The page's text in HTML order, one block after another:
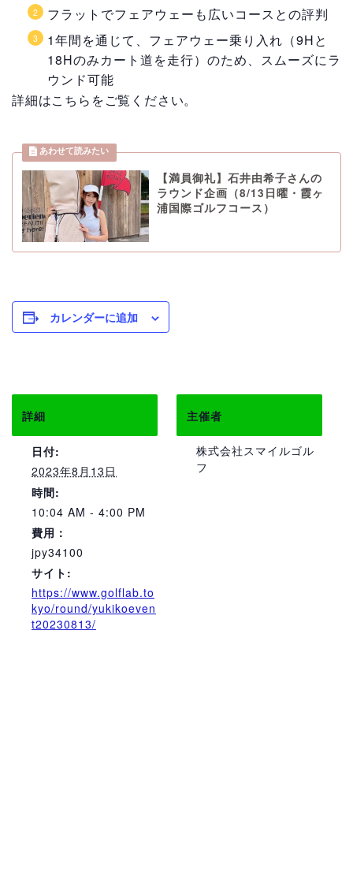
フラットでフェアウェーも広いコースとの評判
1年間を通じて、フェアウェー乗り入れ（9Hと
18Hのみカート道を走行）のため、スムーズにラ
ウンド可能
詳細はこちらをご覧ください。
【満員御礼】石井由希子さんの
ラウンド企画（8/13日曜・霞ヶ
浦国際ゴルフコース）
カレンダーに追加
詳細
日付:
2023年8月13日
時間:
10:04 AM - 4:00 PM
費用：
jpy34100
サイト:
https://www.golflab.to
kyo/round/yukikoeven
t20230813/
主催者
株式会社スマイルゴル
フ